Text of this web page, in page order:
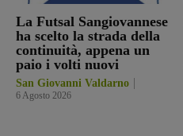
La Futsal Sangiovannese
ha scelto la strada della
continuità, appena un
paio i volti nuovi
San Giovanni Valdarno
6 Agosto 2026